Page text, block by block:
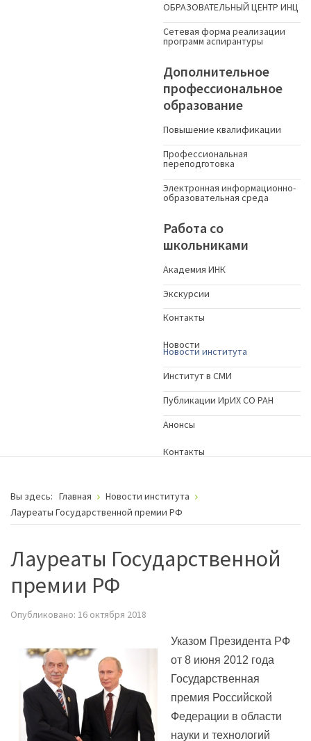
ОБРАЗОВАТЕЛЬНЫЙ ЦЕНТР ИНЦ
Сетевая форма реализации
программ аспирантуры
Дополнительное
профессиональное
образование
Повышение квалификации
Профессиональная
переподготовка
Электронная информационно-
образовательная среда
Работа со
школьниками
Академия ИНК
Экскурсии
Контакты
Новости
Новости института
Институт в СМИ
Публикации ИрИХ СО РАН
Анонсы
Контакты
Вы здесь: Главная
Новости института
Лауреаты Государственной премии РФ
Лауреаты Государственной
премии РФ
Опубликовано: 16 октября 2018
Указом Президента РФ
от 8 июня 2012 года
Государственная
премия Российской
Федерации в области
науки и технологий